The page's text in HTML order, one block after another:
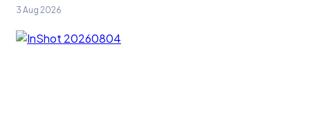
3 Aug 2026